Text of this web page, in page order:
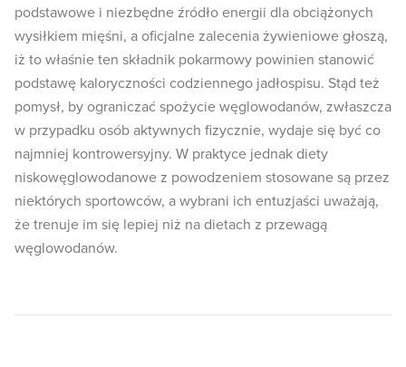
podstawowe i niezbędne źródło energii dla obciążonych
wysiłkiem mięśni, a oficjalne zalecenia żywieniowe głoszą,
iż to właśnie ten składnik pokarmowy powinien stanowić
podstawę kaloryczności codziennego jadłospisu. Stąd też
pomysł, by ograniczać spożycie węglowodanów, zwłaszcza
w przypadku osób aktywnych fizycznie, wydaje się być co
najmniej kontrowersyjny. W praktyce jednak diety
niskowęglowodanowe z powodzeniem stosowane są przez
niektórych sportowców, a wybrani ich entuzjaści uważają,
że trenuje im się lepiej niż na dietach z przewagą
węglowodanów.